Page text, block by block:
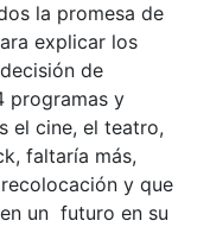
la promesa de
explicar los
de
programas y
el cine, el teatro,
faltaría más,
y que
un futuro en su